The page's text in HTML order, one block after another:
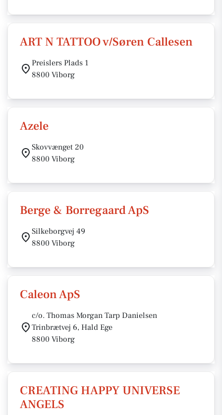
ART N TATTOO v/Søren Callesen
Preislers Plads 1
8800 Viborg
Azele
Skovvænget 20
8800 Viborg
Berge & Borregaard ApS
Silkeborgvej 49
8800 Viborg
Caleon ApS
c/o. Thomas Morgan Tarp Danielsen
Trinbrætvej 6, Hald Ege
8800 Viborg
CREATING HAPPY UNIVERSE
ANGELS